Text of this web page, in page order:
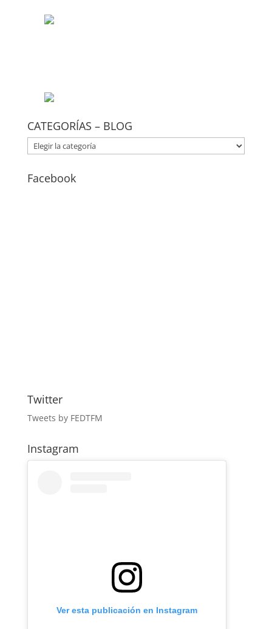
CATEGORÍAS – BLOG
CATEGORÍAS
–
Facebook
Twitter
Tweets by FEDTFM
Instagram
Ver esta publicación en Instagram